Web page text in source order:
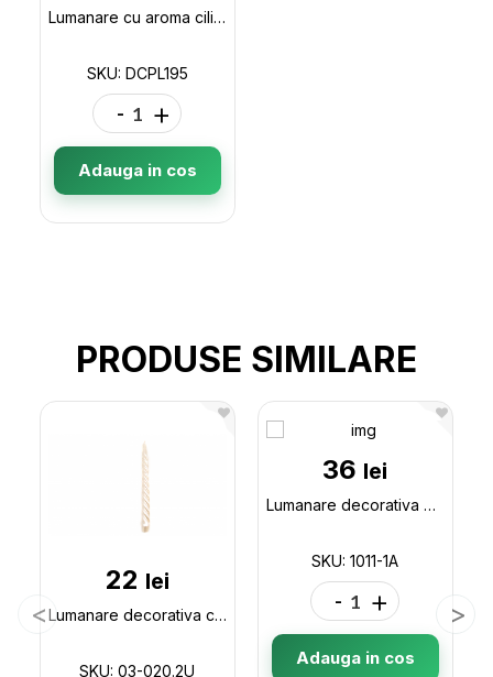
Lumanare cu aroma cilindru 40*70mm. tropical DCPL195
SKU: DCPL195
- +
Adauga in cos
PRODUSE SIMILARE
22 lei
Lumanare decorativa cosita-perlata color,26cm 03-020.2U
SKU: 03-020.2U
36 lei
Lumanare decorativa Chrismas 1011-1A
SKU: 1011-1A
- +
Adauga in cos